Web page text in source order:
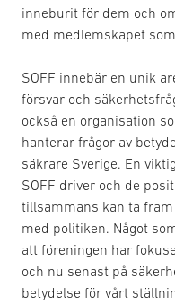
inneburit för dem och
med medlemskapet
SOFF innebär en unik
försvar och
också en organisation
hanterar frågor av
säkrare Sverige. En
SOFF driver och de
tillsammans kan ta
med politiken. Något
att föreningen har
och nu senast på
betydelse för vårt